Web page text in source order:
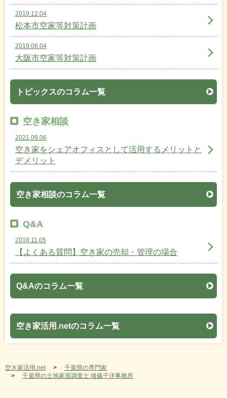
2019.12.04
松本市空家等対策計画
2019.06.04
大阪市空家等対策計画
トピックスのコラム一覧
空き家相談
2021.09.06
空き家をシェアオフィスとして活用するメリットと
デメリット
空き家相談のコラム一覧
Q&A
2018.11.05
【よくある質問】空き家の売却・管理の場合
Q&Aのコラム一覧
空き家活用.netのコラム一覧
空き家活用.net
千葉県の専門家
千葉県の土地家屋調査士 後藤千洋事務所